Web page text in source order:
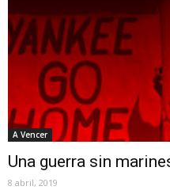
A Vencer
Una guerra sin
8 abril, 2019